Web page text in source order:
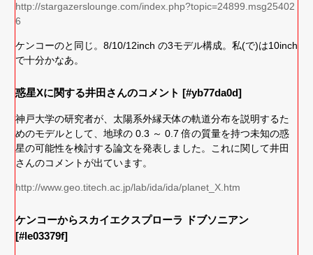
http://stargazerslounge.com/index.php?topic=24899.msg25402
6
ケンコーのと同じ。8/10/12inch の3モデル構成。私(で)は10inch
で十分かなあ。
惑星Xに関する井田さんのコメント [#yb77da0d]
神戸大学の研究者が、太陽系外縁天体の軌道分布を説明するた
めのモデルとして、地球の 0.3 ～ 0.7 倍の質量を持つ未知の惑
星の可能性を検討する論文を発表しました。これに関して井田
さんのコメントが出ています。
http://www.geo.titech.ac.jp/lab/ida/ida/planet_X.htm
ケンコーからスカイエクスプローラ ドブソニアン
[#le03379f]